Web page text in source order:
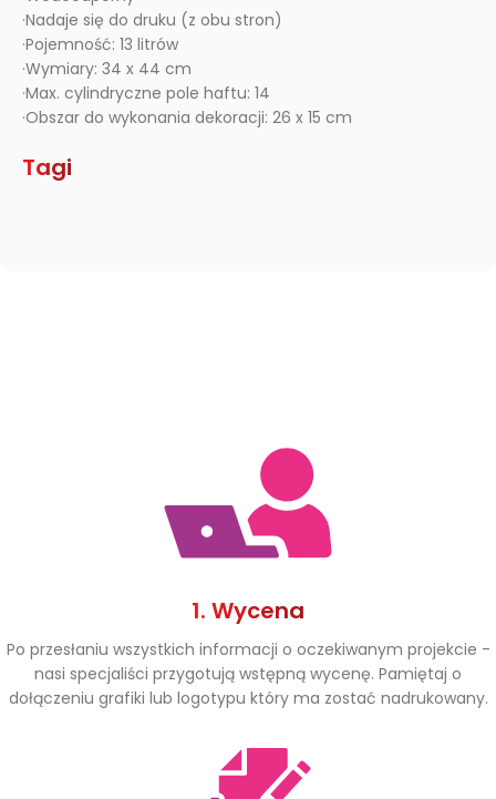
·Nadaje się do druku (z obu stron)
·Pojemność: 13 litrów
·Wymiary: 34 x 44 cm
·Max. cylindryczne pole haftu: 14
·Obszar do wykonania dekoracji: 26 x 15 cm
Tagi
1. Wycena
Po przesłaniu wszystkich informacji o oczekiwanym projekcie -
nasi specjaliści przygotują wstępną wycenę. Pamiętaj o
dołączeniu grafiki lub logotypu który ma zostać nadrukowany.